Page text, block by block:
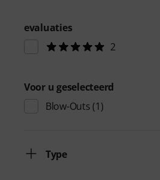
evaluaties
2
Voor u geselecteerd
Blow-Outs (1)
Type